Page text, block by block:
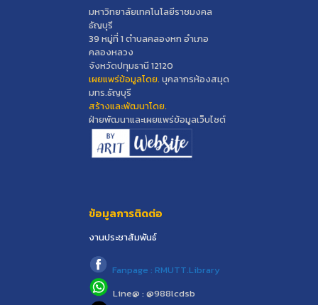
มหาวิทยาลัยเทคโนโลยีราชมงคล
ธัญบุรี
39 หมู่ที่ 1 ตำบลคลองหก อำเภอ
คลองหลวง
จังหวัดปทุมธานี 12120
เผยแพร่ข้อมูลโดย.บุคลากรห้องสมุด
มทร.ธัญบุรี
สร้างและพัฒนาโดย.
ฝ่ายพัฒนาและเผยแพร่ข้อมูลเว็บไซต์
ข้อมูลการติดต่อ
งานประชาสัมพันธ์
Fanpage : RMUTT.Library
Line@ : @988lcdsb